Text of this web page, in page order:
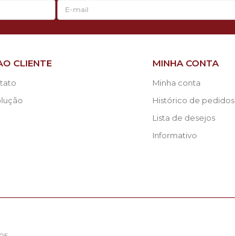
CLIENTE MINHA CONTA
Minha conta
Histórico de pedidos
Lista de desejos
Informativo